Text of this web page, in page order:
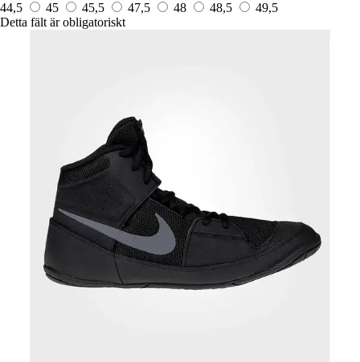
44,5
45 45,5 47,5 48 48,5
49,5
Detta fält är obligatoriskt